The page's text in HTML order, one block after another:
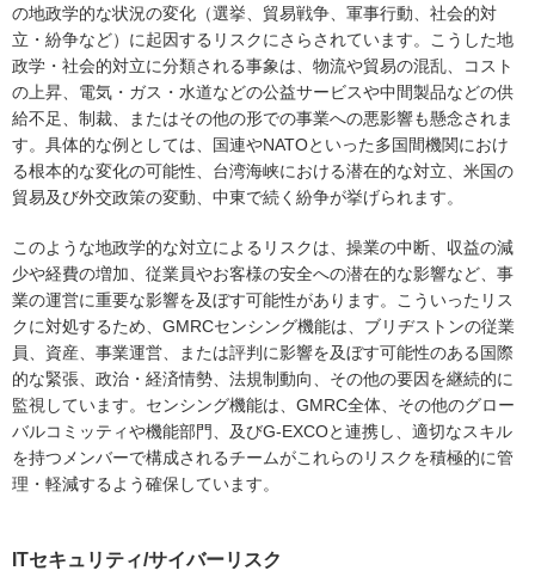
の地政学的な状況の変化（選挙、貿易戦争、軍事行動、社会的対
立・紛争など）に起因するリスクにさらされています。こうした地
政学・社会的対立に分類される事象は、物流や貿易の混乱、コスト
の上昇、電気・ガス・水道などの公益サービスや中間製品などの供
給不足、制裁、またはその他の形での事業への悪影響も懸念されま
す。具体的な例としては、国連やNATOといった多国間機関におけ
る根本的な変化の可能性、台湾海峡における潜在的な対立、米国の
貿易及び外交政策の変動、中東で続く紛争が挙げられます。
このような地政学的な対立によるリスクは、操業の中断、収益の減
少や経費の増加、従業員やお客様の安全への潜在的な影響など、事
業の運営に重要な影響を及ぼす可能性があります。こういったリス
クに対処するため、GMRCセンシング機能は、ブリヂストンの従業
員、資産、事業運営、または評判に影響を及ぼす可能性のある国際
的な緊張、政治・経済情勢、法規制動向、その他の要因を継続的に
監視しています。センシング機能は、GMRC全体、その他のグロー
バルコミッティや機能部門、及びG-EXCOと連携し、適切なスキル
を持つメンバーで構成されるチームがこれらのリスクを積極的に管
理・軽減するよう確保しています。
ITセキュリティ/サイバーリスク